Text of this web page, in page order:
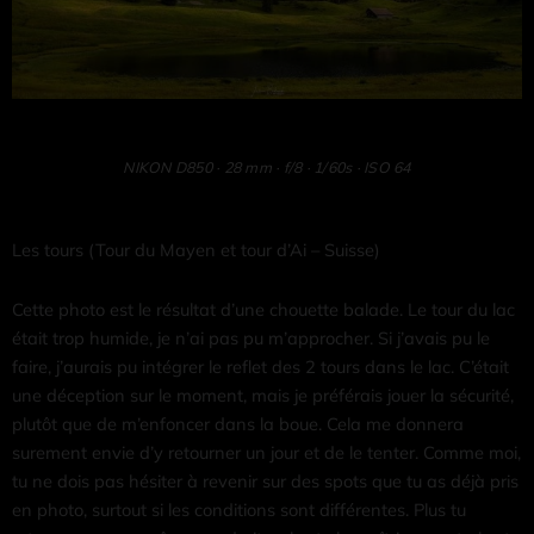
NIKON D850 · 28 mm · f/8 · 1/60s · ISO 64
Les tours (Tour du Mayen et tour d’Ai – Suisse)
Cette photo est le résultat d’une chouette balade. Le tour du lac
était trop humide, je n’ai pas pu m’approcher. Si j’avais pu le
faire, j’aurais pu intégrer le reflet des 2 tours dans le lac. C’était
une déception sur le moment, mais je préférais jouer la sécurité,
plutôt que de m’enfoncer dans la boue. Cela me donnera
surement envie d’y retourner un jour et de le tenter. Comme moi,
tu ne dois pas hésiter à revenir sur des spots que tu as déjà pris
en photo, surtout si les conditions sont différentes. Plus tu